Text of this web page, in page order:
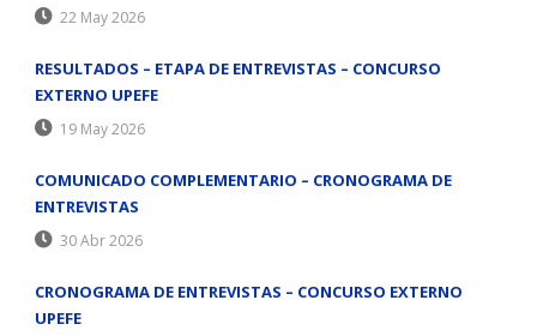
22 May 2026
RESULTADOS – ETAPA DE ENTREVISTAS – CONCURSO
EXTERNO UPEFE
19 May 2026
COMUNICADO COMPLEMENTARIO – CRONOGRAMA DE
ENTREVISTAS
30 Abr 2026
CRONOGRAMA DE ENTREVISTAS – CONCURSO EXTERNO
UPEFE